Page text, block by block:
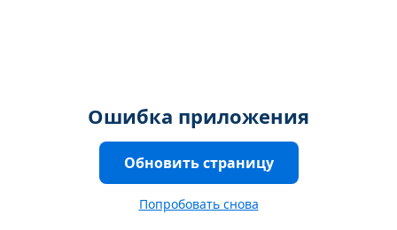
Ошибка приложения
Обновить страницу
Попробовать снова